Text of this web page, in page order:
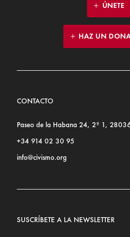
ÚNETE
HAZ UN
CONTACTO
Paseo de la Habana 24, 2º 1,
+34 914 02 30 95
info@civismo.org
SUSCRÍBETE A LA NEWSLETTER